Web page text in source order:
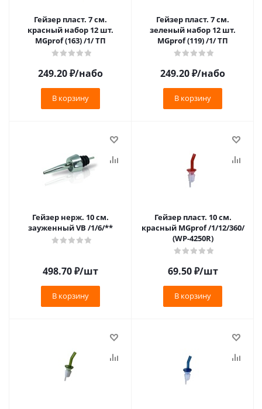
Гейзер пласт. 7 см.
красный набор 12 шт.
MGprof (163) /1/ ТП
249.20₽/набо
В корзину
Гейзер пласт. 7 см.
зеленый набор 12 шт.
MGprof (119) /1/ ТП
249.20₽/набо
В корзину
Гейзер нерж. 10 см.
зауженный VB /1/6/**
498.70₽/шт
В корзину
Гейзер пласт. 10 см.
красный MGprof /1/12/360/
(WP-4250R)
69.50₽/шт
В корзину